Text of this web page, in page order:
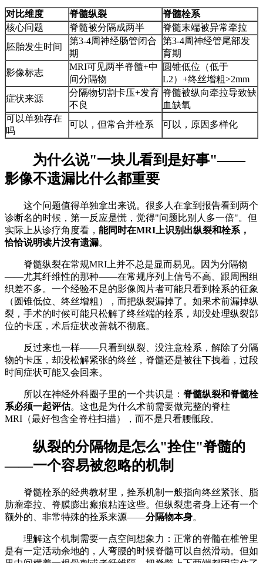
对比维度 脊髓纵裂
脊髓栓系
核心问题
脊髓被分隔成两半
脊髓末端被异常牵拉
胚胎发生时间
第3-4周神经肠管闭合
期
第3-4周神经管尾部发
育期
影像标志
MRI可见两半脊髓+中
间分隔物
圆锥低位（低于
L2）+终丝增粗>2mm
症状来源
分隔物切割卡压+发育
不良
脊髓被纵向牵拉导致缺
血缺氧
可以单独存在
吗
可以，但常合并栓系 可以，原因多样化
为什么说"一块儿看到是好事"——
影像不遗漏比什么都重要
这个问题值得单独拿出来说。很多人在拿到报告看到两个
诊断名的时候，第一反应是慌，觉得"问题比别人多一倍"。但
实际上从诊疗角度看， 能同时在MRI上识别出纵裂和栓系，
恰恰说明读片没有遗漏。
脊髓纵裂在常规MRI上并不总是显而易见。因为分隔物
——尤其纤维性的那种——在常规序列上信号不高、跟周围组
织差不多。一个经验不足的影像阅片者可能只看到栓系的征象
（圆锥低位、终丝增粗），而把纵裂漏掉了。如果术前漏掉纵
裂，手术的时候可能只松解了终丝端的栓系，却没处理纵裂部
位的卡压，术后症状改善就不彻底。
反过来也一样——只看到纵裂、没注意栓系，解除了分隔
物的卡压，却没松解紧张的终丝，脊髓还是被往下拽着，过段
时间症状可能又会回来。
所以在神经外科圈子里的一个共识是：脊髓纵裂和脊髓栓
系必须一起评估。这也是为什么术前需要做完整的脊柱
MRI（最好包含全脊柱扫描），而不是只看腰骶段。
纵裂的分隔物是怎么"拴住"脊髓的
——一个容易被忽略的机制
脊髓栓系的经典教材里，拴系机制一般指向终丝紧张、脂
肪瘤牵拉、脊膜膨出瘢痕粘连这些。但纵裂患者身上还有一个
额外的、非常特殊的拴系来源——分隔物本身。
理解这个机制需要一点空间想象力：正常的脊髓在椎管里
是有一定活动余地的，人弯腰的时候脊髓可以自然滑动。但如